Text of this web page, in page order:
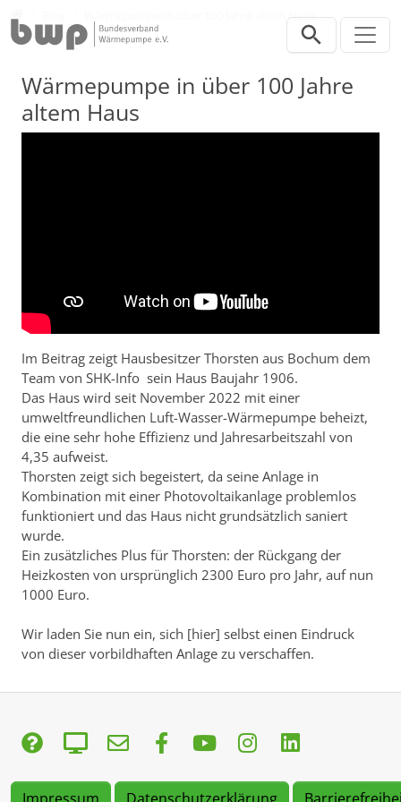
Wärmepumpe in über 100 Jahre altem Haus
Wärmepumpe in über 100 Jahre
altem Haus
Im Beitrag zeigt Hausbesitzer Thorsten aus Bochum dem
Team von SHK-Info sein Haus Baujahr 1906.
Das Haus wird seit November 2022 mit einer
umweltfreundlichen Luft-Wasser-Wärmepumpe beheizt,
die eine sehr hohe Effizienz und Jahresarbeitszahl von
4,35 aufweist.
Thorsten zeigt sich begeistert, da seine Anlage in
Kombination mit einer Photovoltaikanlage problemlos
funktioniert und das Haus nicht grundsätzlich saniert
wurde.
Ein zusätzliches Plus für Thorsten: der Rückgang der
Heizkosten von ursprünglich 2300 Euro pro Jahr, auf nun
1000 Euro.
Wir laden Sie nun ein, sich [hier] selbst einen Eindruck
von dieser vorbildhaften Anlage zu verschaffen.